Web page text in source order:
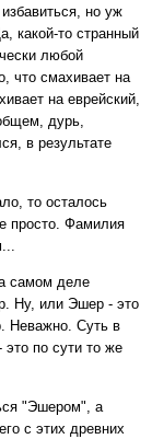
но уж
какой-то странный
любой
что смахивает на
на еврейский,
дурь,
в результате
то осталось
просто. Фамилия
самом деле
Ну, или Эшер - это
Неважно. Суть в
по сути то же
"Эшером", а
с этих древних